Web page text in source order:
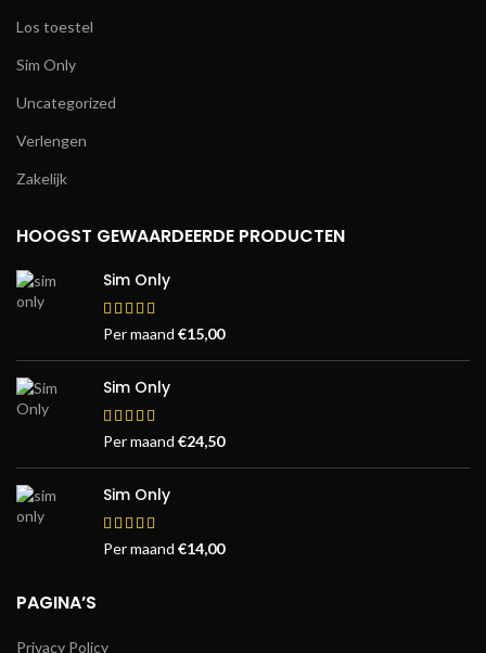
Los toestel
Sim Only
Uncategorized
Verlengen
Zakelijk
HOOGST GEWAARDEERDE PRODUCTEN
Sim Only
Per maand €15,00
Sim Only
Per maand €24,50
Sim Only
Per maand €14,00
PAGINA’S
Privacy Policy